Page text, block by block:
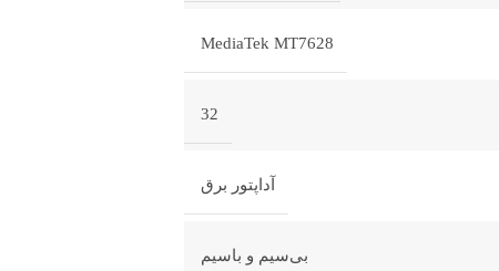
MediaTek MT7628
32
آداپتور برق
بی‌سیم و باسیم